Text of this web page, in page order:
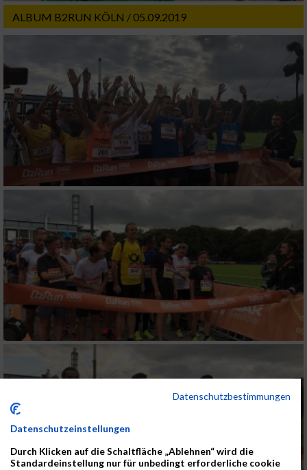
ALBUM B2RUN KÖLN / 05.09.2019
Datenschutzbestimmungen
Datenschutzeinstellungen
Durch Klicken auf die Schaltfläche „Ablehnen“ wird die
Standardeinstellung nur für unbedingt erforderliche cookie